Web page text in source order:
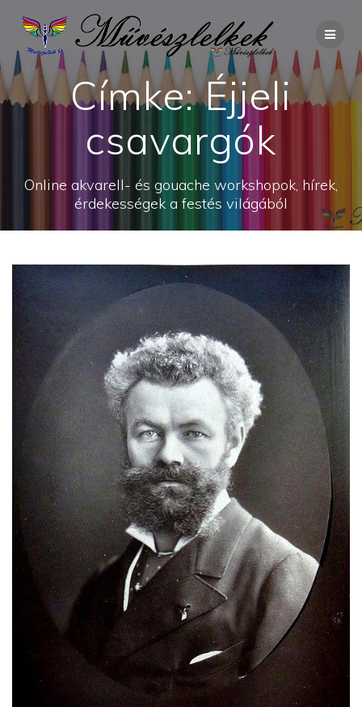
content
Címke:Éjjeli
csavargók
Online akvarell- és gouache workshopok, hírek,
érdekességek a festés világából